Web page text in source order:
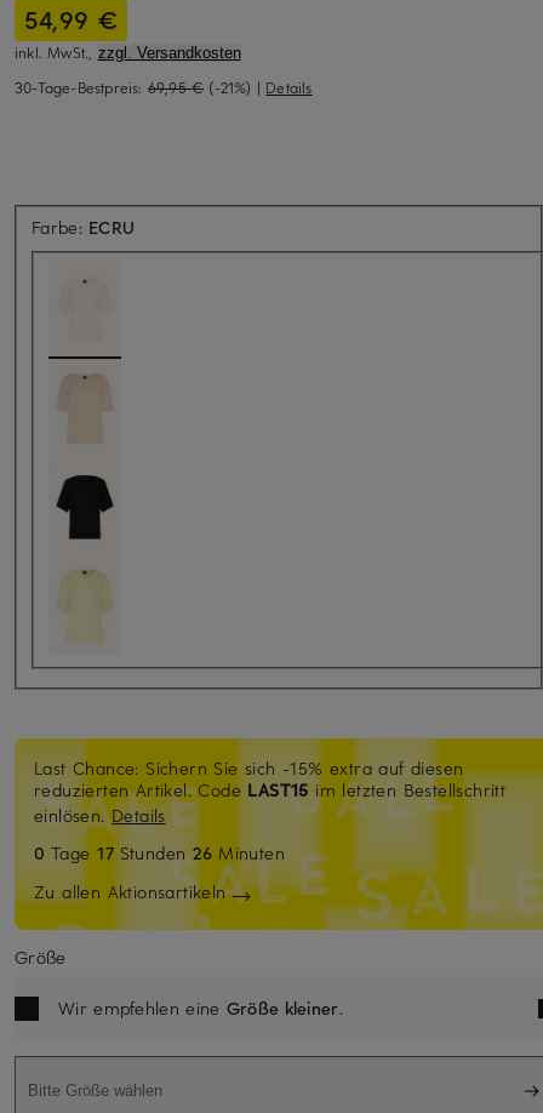
54,99 €
inkl. MwSt., zzgl. Versandkosten
30-Tage-Bestpreis: 69,95 € (-21%) | Details
Farbe: ECRU
Last Chance: Sichern Sie sich -15% extra auf diesen
reduzierten Artikel. Code LAST15im letzten Bestellschritt
einlösen.Details
0 Tage17 Stunden 26 Minuten
Zu allen Aktionsartikeln
Größe
Wir empfehlen eine Größe kleiner.
Bitte Größe wählen